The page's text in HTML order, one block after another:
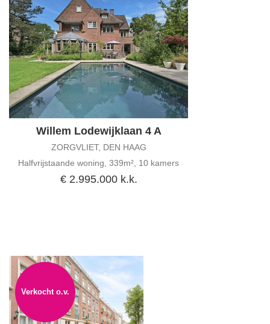
Willem Lodewijklaan 4 A
ZORGVLIET, DEN HAAG
Halfvrijstaande woning, 339m², 10 kamers
€ 2.995.000 k.k.
Verkocht o.v.